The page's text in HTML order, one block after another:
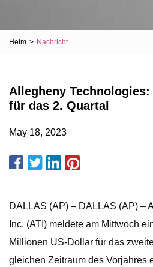
Heim > Nachricht
Allegheny
für das 2. Quartal
May 18, 2023
DALLAS (AP) – DALLAS (AP) –
Inc. (ATI) meldete am Mittwoch
Millionen US-Dollar für das
gleichen Zeitraum des Vorjahres